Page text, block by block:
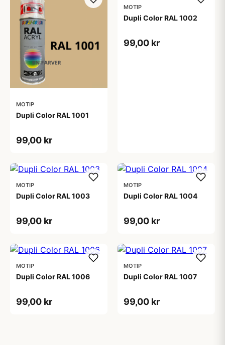
MOTIP
Dupli Color RAL 1001
99,00 kr
MOTIP
Dupli Color RAL 1002
99,00 kr
MOTIP
Dupli Color RAL 1003
99,00 kr
MOTIP
Dupli Color RAL 1004
99,00 kr
MOTIP
Dupli Color RAL 1006
99,00 kr
MOTIP
Dupli Color RAL 1007
99,00 kr